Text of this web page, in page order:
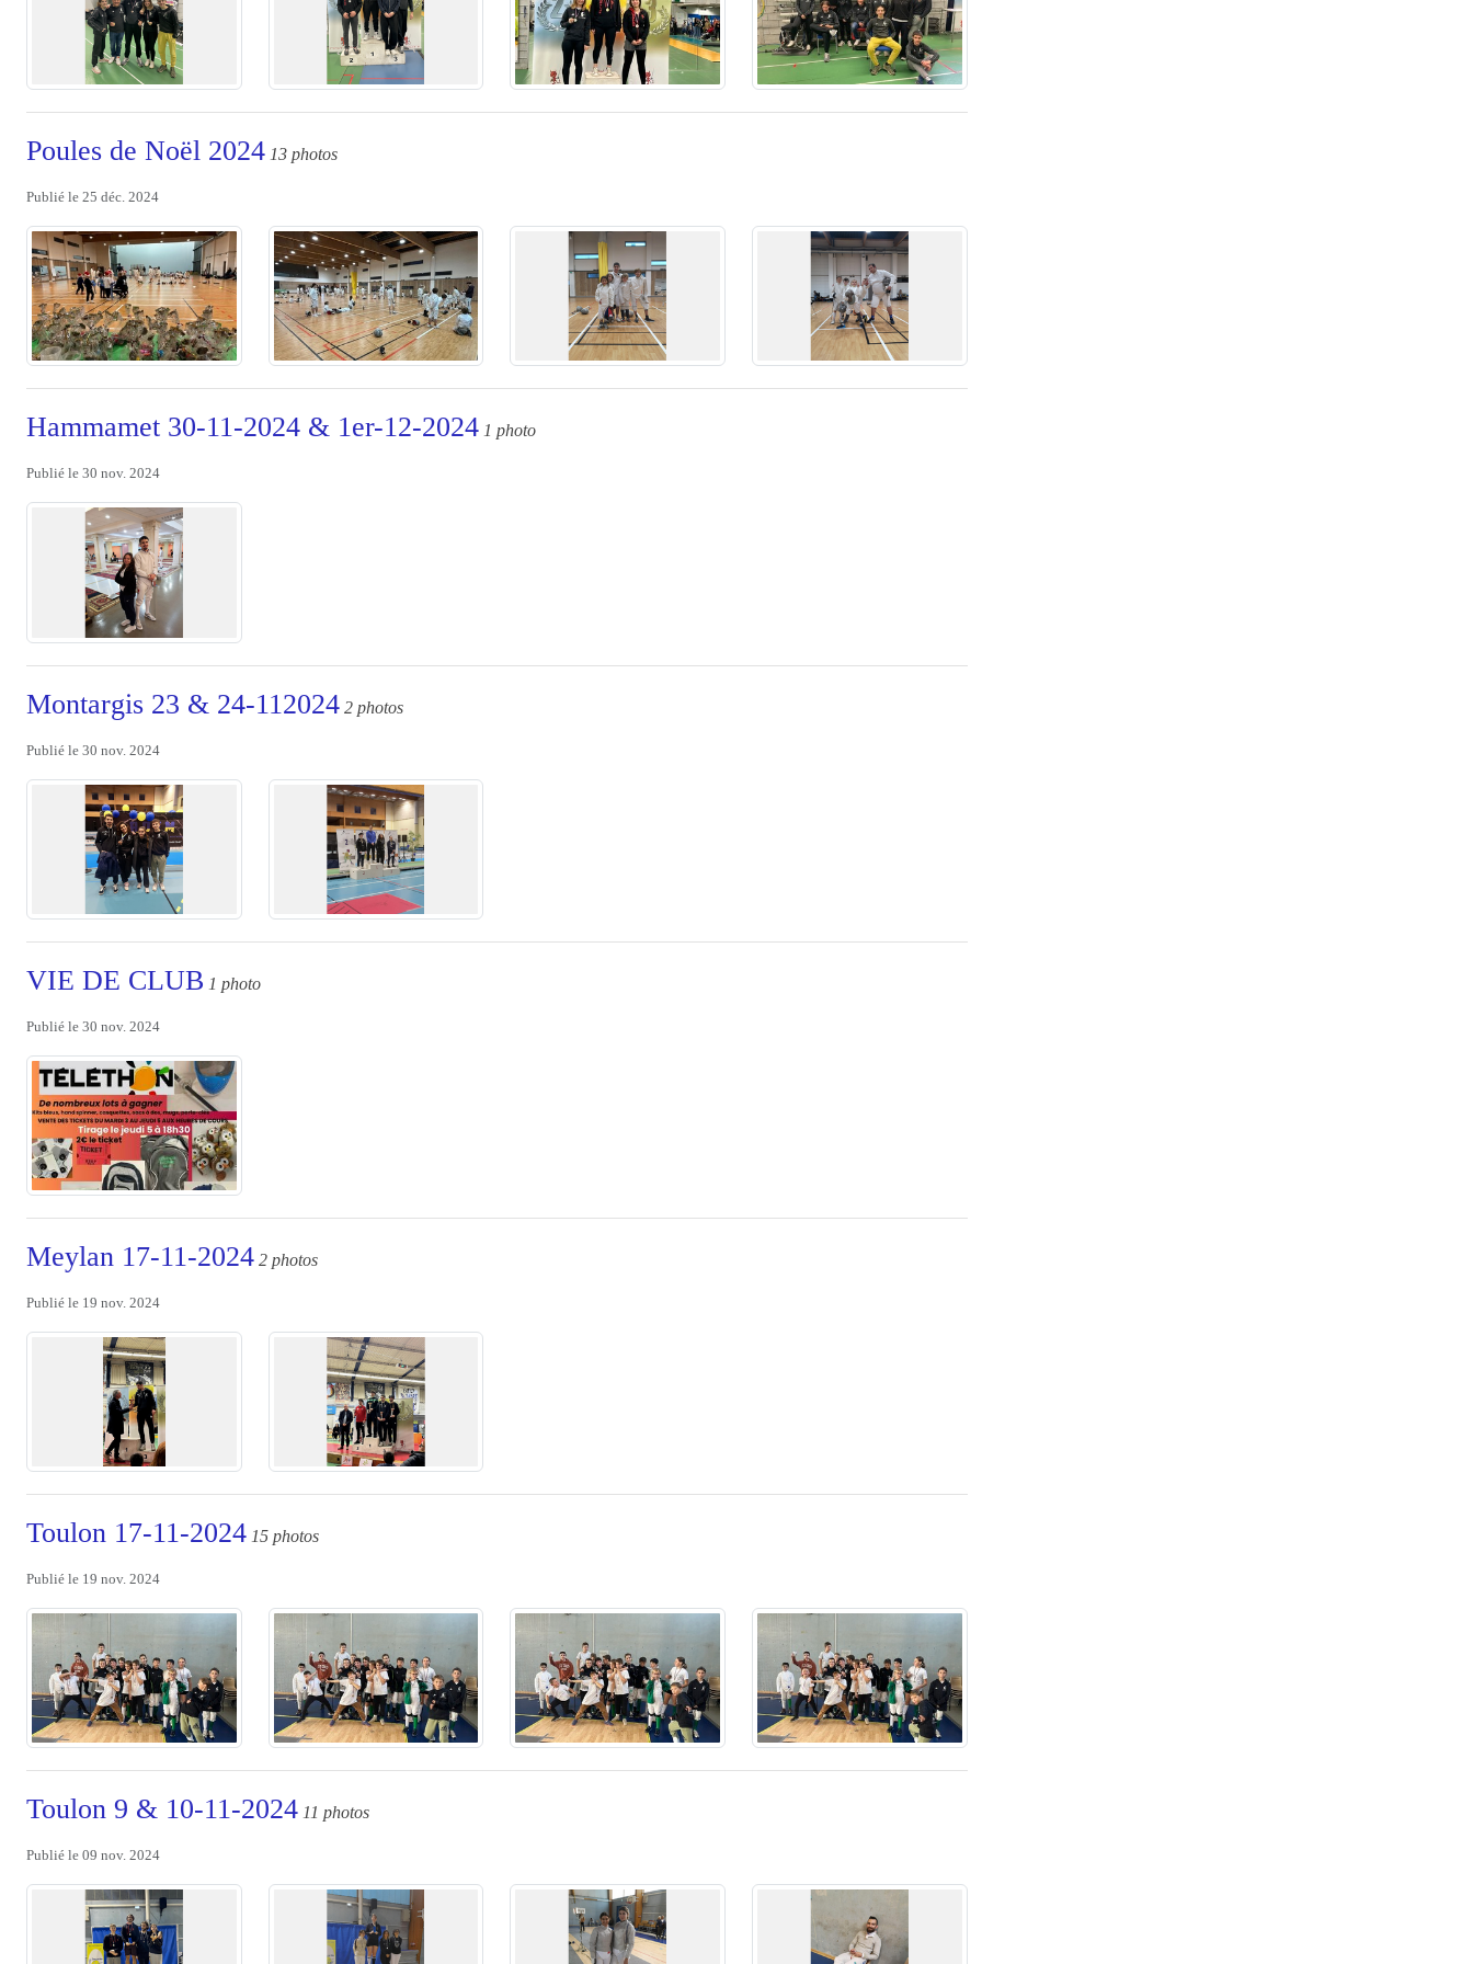
Poules de Noël 2024 13 photos
Publié le 25 déc. 2024
Hammamet 30-11-2024 & 1er-12-2024 1 photo
Publié le 30 nov. 2024
Montargis 23 & 24-112024 2 photos
Publié le 30 nov. 2024
VIE DE CLUB 1 photo
Publié le 30 nov. 2024
Meylan 17-11-2024 2 photos
Publié le 19 nov. 2024
Toulon 17-11-2024 15 photos
Publié le 19 nov. 2024
Toulon 9 & 10-11-2024 11 photos
Publié le 09 nov. 2024